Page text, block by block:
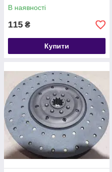
В наявності
115 ₴
Купити